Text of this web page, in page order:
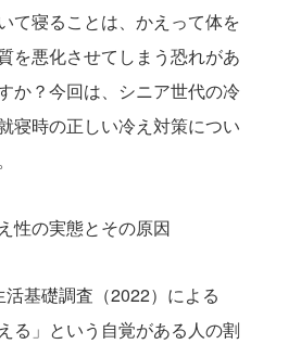
て寝ることは、かえって体を
を悪化させてしまう恐れがあ
か？今回は、シニア世代の冷
寝時の正しい冷え対策につい
性の実態とその原因
基礎調査（2022）による
る」という自覚がある人の割